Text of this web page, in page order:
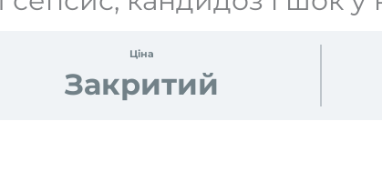
Ціна
Закритий